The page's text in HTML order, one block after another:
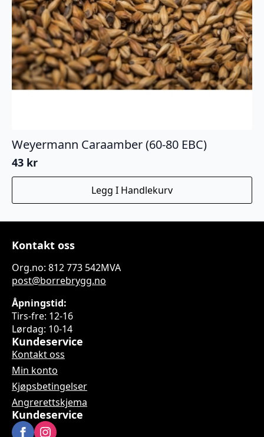
Weyermann Caraamber (60-80 EBC)
43 kr
Legg I Handlekurv
Kontakt oss
Org.no: 812 773 542MVA
post@borrebrygg.no
Åpningstid:
Tirs-fre: 12-16
Lørdag: 10-14
Kundeservice
Kontakt oss
Min konto
Kjøpsbetingelser
Angrerettskjema
Kundeservice